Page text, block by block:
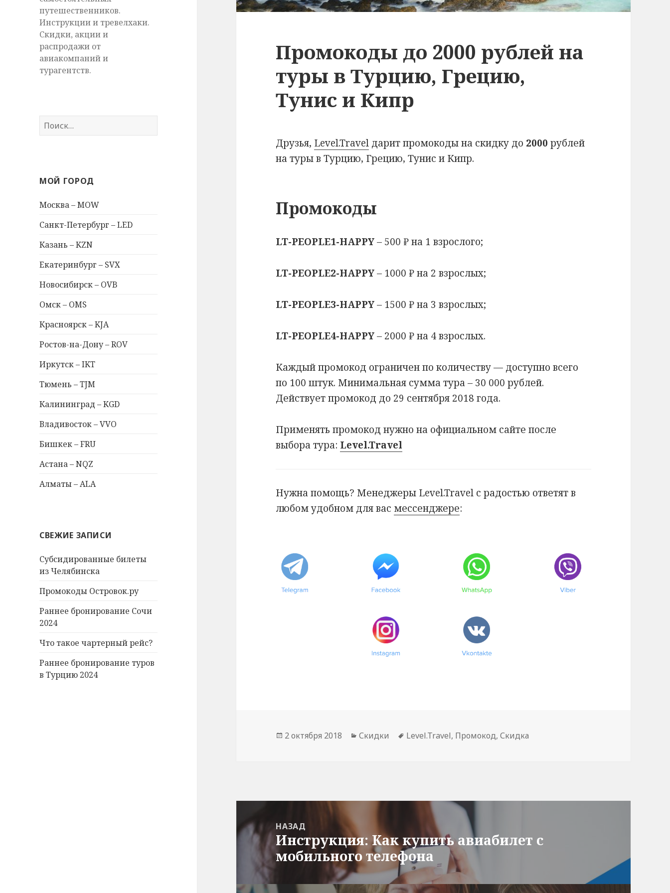
путешественников.
Инструкции и тревелхаки.
Скидки, акции и
распродажи от
авиакомпаний и
турагентств.
Найти:
МОЙ ГОРОД
Москва – MOW
Санкт-Петербург – LED
Казань – KZN
Екатеринбург – SVX
Новосибирск – OVB
Омск – OMS
Красноярск – KJA
Ростов-на-Дону – ROV
Иркутск – IKT
Тюмень – TJM
Калининград – KGD
Владивосток – VVO
Бишкек – FRU
Астана – NQZ
Алматы – ALA
СВЕЖИЕ ЗАПИСИ
Субсидированные билеты
из Челябинска
Промокоды Островок.ру
Раннее бронирование Сочи
2024
Что такое чартерный рейс?
Раннее бронирование туров
в Турцию 2024
Промокоды до 2000 рублей на
туры в Турцию, Грецию,
Тунис и Кипр
Друзья, Level.Travel дарит промокоды на скидку до 2000 рублей
на туры в Турцию, Грецию, Тунис и Кипр.
Промокоды
LT-PEOPLE1-HAPPY– 500 ₽ на 1 взрослого;
LT-PEOPLE2-HAPPY– 1000 ₽ на 2 взрослых;
LT-PEOPLE3-HAPPY– 1500 ₽ на 3 взрослых;
LT-PEOPLE4-HAPPY– 2000 ₽ на 4 взрослых.
Каждый промокод ограничен по количеству — доступно всего
по 100 штук. Минимальная сумма тура – 30 000 рублей.
Действует промокод до 29 сентября 2018 года.
Применять промокод нужно на официальном сайте после
выбора тура: Level.Travel
Нужна помощь? Менеджеры Level.Travel с радостью ответят в
любом удобном для вас мессенджере:
Опубликовано
2 октября 2018 Рубрики
Скидки Метки
Level.Travel, Промокод,Скидка
по
записям
НАЗАД
Предыдущая
запись:
Инструкция: Как купить авиабилет с
мобильного телефона